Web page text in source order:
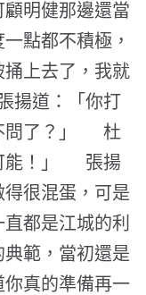
明健那邊還當
點都不積極，
上去了，我就
揚道：「你打
問了？」 杜
能！」 張揚
很混蛋，可是
都是江城的利
範，當初還是
真的準備再一